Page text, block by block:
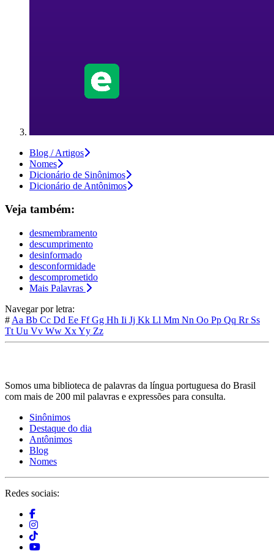
Blog / Artigos
Nomes
Dicionário de Sinônimos
Dicionário de Antônimos
Veja também:
desmembramento
descumprimento
desinformado
desconformidade
descomprometido
Mais Palavras
Navegar por letra:
# Aa Bb Cc Dd Ee FfGg Hh Ii Jj Kk Ll Mm Nn Oo Pp Qq Rr Ss
Tt Uu Vv Ww XxYy Zz
Somos uma biblioteca de palavras da língua portuguesa do Brasil
com mais de 200 mil palavras e expressões para consulta.
Sinônimos
Destaque do dia
Antônimos
Blog
Nomes
Redes sociais: